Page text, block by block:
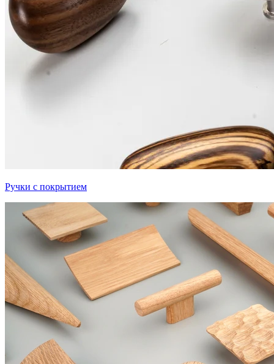
Ручки с покрытием